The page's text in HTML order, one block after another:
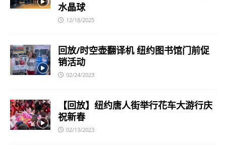
水晶球
12/18/2025
回放/时空壶翻译机 纽约图书馆门前促
销活动
02/24/2023
【回放】纽约唐人街举行花车大游行庆
祝新春
02/13/2023